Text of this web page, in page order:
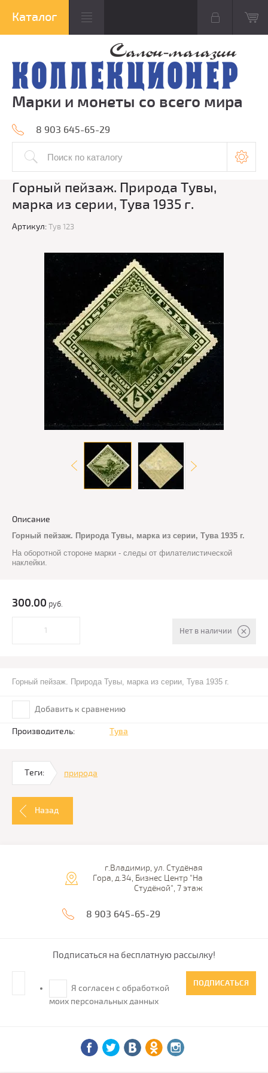
Марки и монеты со всего мира
8 903 645-65-29
Горный пейзаж. Природа Тувы,
марка из серии, Тува 1935 г.
Артикул:Тув 123
Описание
Горный пейзаж. Природа Тувы, марка из серии, Тува 1935 г.
На оборотной стороне марки - следы от филателистической
наклейки.
300.00 руб.
Нет в наличии
Горный пейзаж. Природа Тувы, марка из серии, Тува 1935 г.
Добавить к сравнению
Производитель: Тува
Теги: природа
Назад
г.Владимир, ул. Студёная
Гора, д.34, Бизнес Центр "На
Студёной", 7 этаж
8 903 645-65-29
Подписаться на бесплатную рассылку!
Я согласен с обработкой
моих персональных данных
ПОДПИСАТЬСЯ